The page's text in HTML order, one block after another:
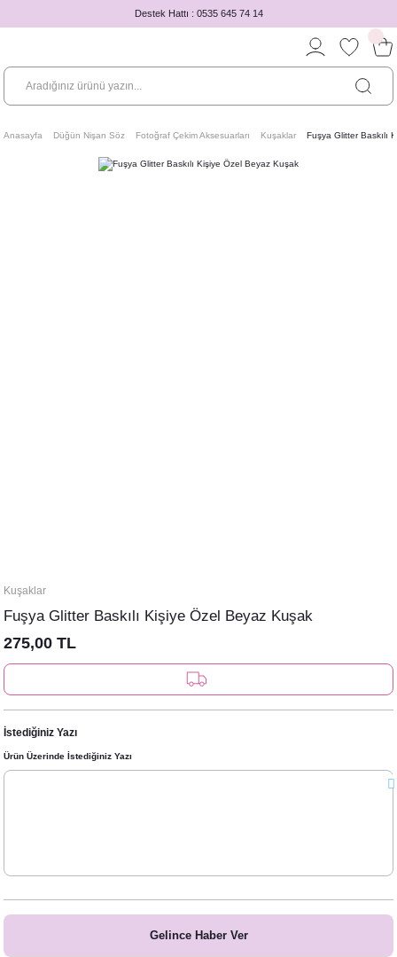
Destek Hattı : 0535 645 74 14
Anasayfa Düğün Nişan Söz Fotoğraf Çekim Aksesuarları Kuşaklar Fuşya Glitter Baskılı
Kuşaklar
Fuşya Glitter Baskılı Kişiye Özel Beyaz Kuşak
275,00 TL
İstediğiniz Yazı
Ürün Üzerinde İstediğiniz Yazı
Gelince Haber Ver